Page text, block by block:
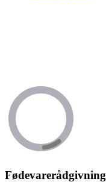
Fødevarerådgivning